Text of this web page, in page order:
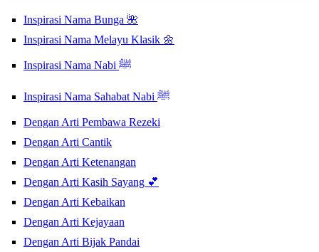
Inspirasi Nama Bunga 🌺
Inspirasi Nama Melayu Klasik 🌼
Inspirasi Nama Nabi ﷺ
Inspirasi Nama Sahabat Nabi ﷺ
Dengan Arti Pembawa Rezeki
Dengan Arti Cantik
Dengan Arti Ketenangan
Dengan Arti Kasih Sayang 💕
Dengan Arti Kebaikan
Dengan Arti Kejayaan
Dengan Arti Bijak Pandai